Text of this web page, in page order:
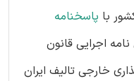
با پاسخنامه
نامه اجرایی قانون
خارجی تالیف ایران